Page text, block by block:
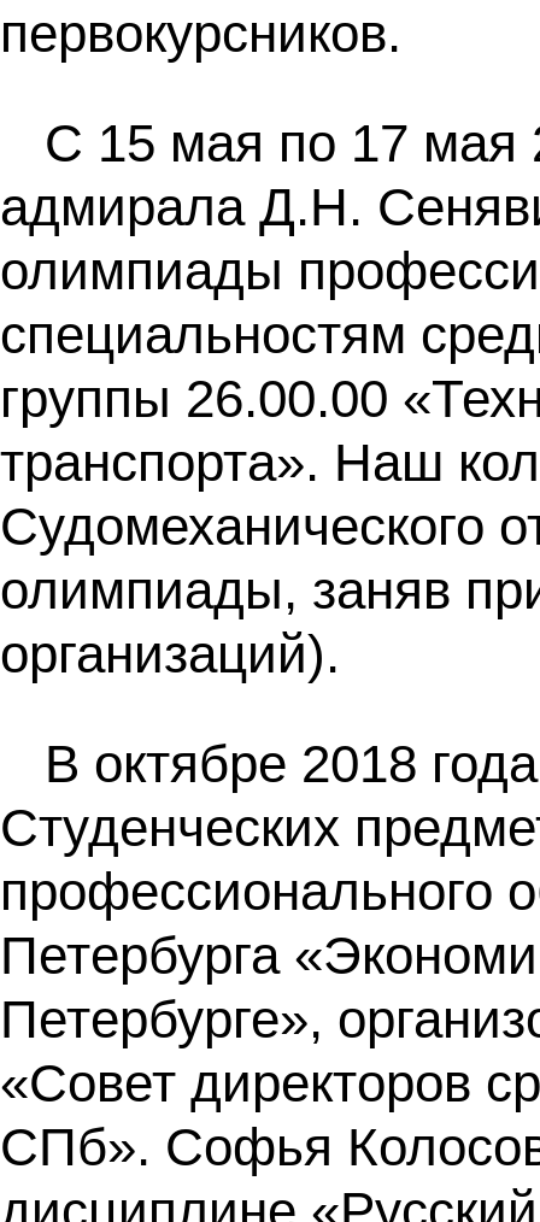
первокурсников.
С 15 мая по 17 мая
адмирала Д.Н.
олимпиады
специальностям
группы 26.00.00
транспорта». Наш
Судомеханического
олимпиады, заняв
организаций).
В октябре 2018
Студенческих
профессионального
Петербурга
Петербурге»,
«Совет директоров
СПб». Софья
дисциплине